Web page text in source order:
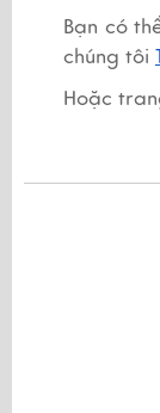
Bạn có
chúng tôi
Hoặc